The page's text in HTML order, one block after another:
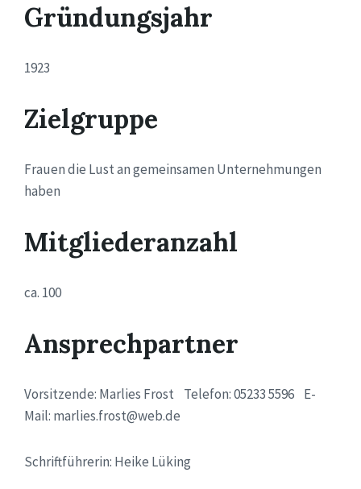
Gründungsjahr
1923
Zielgruppe
Frauen die Lust an gemeinsamen Unternehmungen
haben
Mitgliederanzahl
ca. 100
Ansprechpartner
Vorsitzende: Marlies Frost Telefon: 05233 5596 E-
Mail: marlies.frost@web.de
Schriftführerin: Heike Lüking